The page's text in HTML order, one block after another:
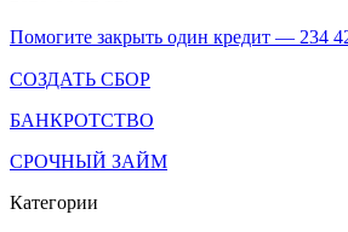
Помогите закрыть один кредит — 234
СОЗДАТЬ СБОР
БАНКРОТСТВО
СРОЧНЫЙ ЗАЙМ
Категории